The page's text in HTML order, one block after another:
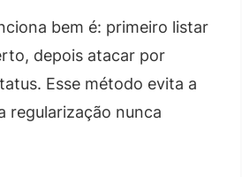
bem é: primeiro listar
depois atacar por
Esse método evita a
regularização nunca